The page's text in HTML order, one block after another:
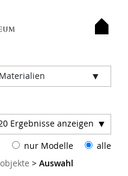
Materialien
Ergebnisse anzeigen
nur Modelle
alle
> Auswahl